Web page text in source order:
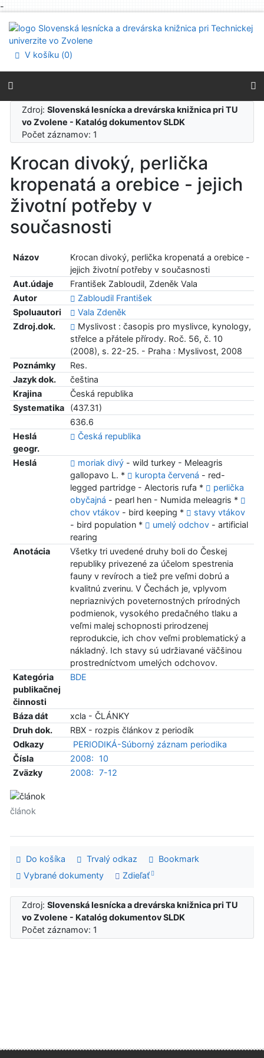
-
Prejsť na menu
Prehlásenie o webovej prístupnosti
V košíku (0)
Zdroj:Slovenská lesnícka a drevárska knižnica pri TU
vo Zvolene - Katalóg dokumentov SLDK
Počet záznamov: 1
Krocan divoký, perlička
kropenatá a orebice - jejich
životní potřeby v
současnosti
Názov
Krocan divoký, perlička kropenatá a orebice -
jejich životní potřeby v současnosti
Aut.údaje
František Zabloudil, Zdeněk Vala
Autor
Zabloudil František
Spoluautori
Vala Zdeněk
Zdroj.dok.
Myslivost : časopis pro myslivce, kynology,
střelce a přátele přírody. Roč. 56, č. 10
(2008), s. 22-25. - Praha : Myslivost, 2008
Poznámky
Res.
Jazyk dok.
čeština
Krajina
Česká republika
Systematika
(437.31)
636.6
Heslá
geogr.
Česká republika
Heslá moriak divý- wild turkey - Meleagris
gallopavo L. *
kuropta červená - red-
legged partridge - Alectoris rufa *
perlička
obyčajná - pearl hen - Numida meleagris *
chov vtákov- bird keeping *
stavy vtákov
- bird population *
umelý odchov- artificial
rearing
Anotácia
Všetky tri uvedené druhy boli do Českej
republiky privezené za účelom spestrenia
fauny v revíroch a tiež pre veľmi dobrú a
kvalitnú zverinu. V Čechách je, vplyvom
nepriaznivých poveternostných prírodných
podmienok, vysokého predačného tlaku a
veľmi malej schopnosti prirodzenej
reprodukcie, ich chov veľmi problematický a
nákladný. Ich stavy sú udržiavané väčšinou
prostredníctvom umelých odchovov.
Kategória
publikačnej
činnosti
BDE
Báza dát
xcla - ČLÁNKY
Druh dok.
RBX - rozpis článkov z periodík
Odkazy
PERIODIKÁ-Súborný záznam periodika
Čísla
2008:
10
Zväzky
2008: 7-12
článok
Do košíka Trvalý odkaz
Bookmark
Vybrané dokumenty
Zdieľať
Zdroj:Slovenská lesnícka a drevárska knižnica pri TU
vo Zvolene - Katalóg dokumentov SLDK
Počet záznamov: 1